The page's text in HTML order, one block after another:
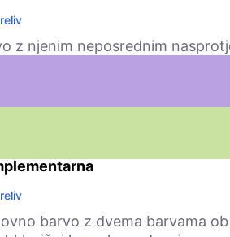
z njenim neposrednim
barvo z dvema barvama